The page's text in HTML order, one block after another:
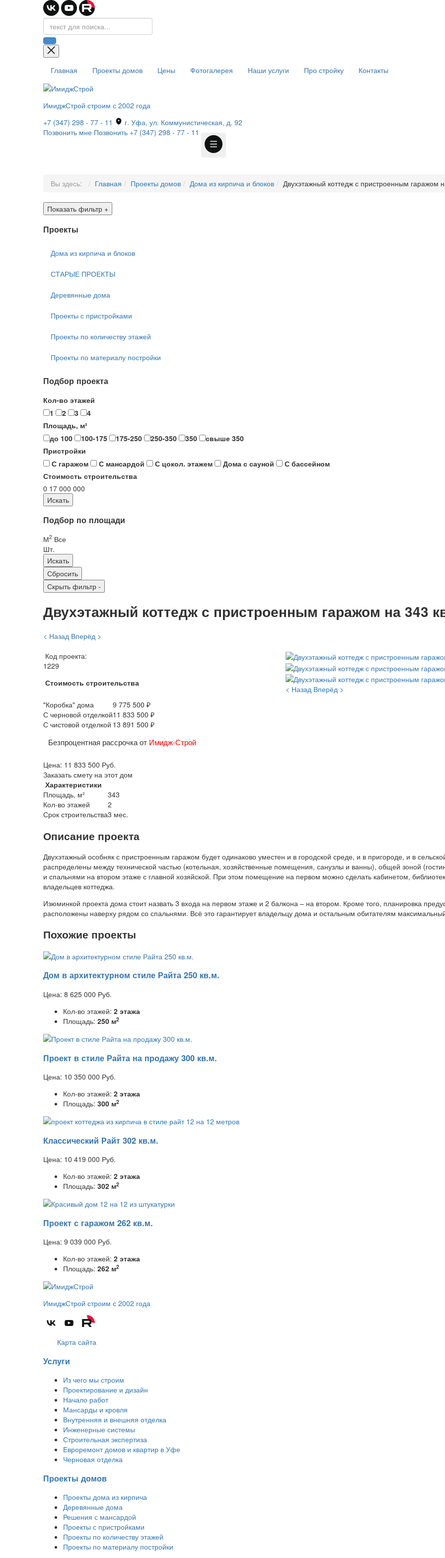
Главная Проекты домов Цены Фотогалерея Наши услуги Про стройку Контакты
ИмиджСтрой строим с 2002 года
+7 (347) 298 - 77 - 11
г. Уфа, ул. Коммунистическая, д. 92
Позвонить мне Позвонить +7 (347) 298 - 77 - 11
Вы здесь: Главная Проекты домов Дома из кирпича и блоков Двухэтажный коттедж с пристроенным гаражом
Показать фильтр +
Проекты
Дома из кирпича и блоков
СТАРЫЕ ПРОЕКТЫ
Деревянные дома
Проекты с пристройками
Проекты по количеству этажей
Проекты по материалу постройки
Подбор проекта
Кол-во этажей
1
2 3
4
Площадь, м²
до 100
100-175 175-250 250-350 350
свыше 350
Пристройки
С гаражом
С мансардой С цокол. этажем Дома с сауной
С бассейном
Стоимость строительства
0 17 000 000
Подбор по площади
М2 Все
Шт.
Скрыть фильтр -
Двухэтажный коттедж с пристроенным гаражом на 343
< Назад Вперёд >
Код проекта:
1229
Стоимость строительства
"Коробка" дома
9 775 500 ₽
С черновой отделкой11 833 500 ₽
С чистовой отделкой 13 891 500 ₽
Безпроцентная рассрочка от Имидж-Строй
Цена: 11 833 500 Руб.
Заказать смету на этот дом
Характеристики
Площадь, м²
343
Кол-во этажей
2
Срок строительства3 мес.
< Назад Вперёд >
Описание проекта
Двухэтажный особняк с пристроенным гаражом будет одинаково уместен и в городской среде, и в пригороде, и в
распределены между технической частью (котельная, хозяйственные помещения, санузлы и ванны), общей зоной
и спальнями на втором этаже с главной хозяйской. При этом помещение на первом можно сделать кабинетом,
владельцев коттеджа.
Изюминкой проекта дома стоит назвать 3 входа на первом этаже и 2 балкона – на втором. Кроме того, планировка
расположены наверху рядом со спальнями. Всё это гарантирует владельцу дома и остальным обитателям
Похожие проекты
Дом в архитектурном стиле Райта 250 кв.м.
Цена: 8 625 000 Руб.
Кол-во этажей: 2 этажа
Площадь: 250 м2
Проект в стиле Райта на продажу 300 кв.м.
Цена: 10 350 000 Руб.
Кол-во этажей: 2 этажа
Площадь: 300 м2
Классический Райт 302 кв.м.
Цена: 10 419 000 Руб.
Кол-во этажей: 2 этажа
Площадь: 302 м2
Проект с гаражом 262 кв.м.
Цена: 9 039 000 Руб.
Кол-во этажей: 2 этажа
Площадь: 262 м2
ИмиджСтрой строим с 2002 года
Карта сайта
Услуги
Из чего мы строим
Проектирование и дизайн
Начало работ
Мансарды и кровля
Внутренняя и внешняя отделка
Инженерные системы
Строительная экспертиза
Евроремонт домов и квартир в Уфе
Черновая отделка
Проекты домов
Проекты дома из кирпича
Деревянные дома
Решения с мансардой
Проекты с пристройками
Проекты по количеству этажей
Проекты по материалу постройки